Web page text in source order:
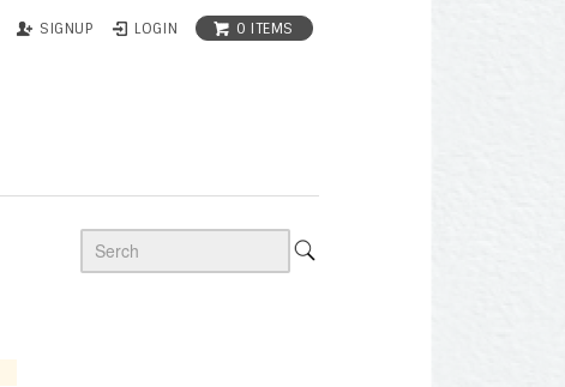
SIGNUP LOGIN 0 ITEMS